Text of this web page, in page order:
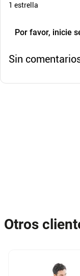
1 estrella
Por favor, inicie
Sin
Otros